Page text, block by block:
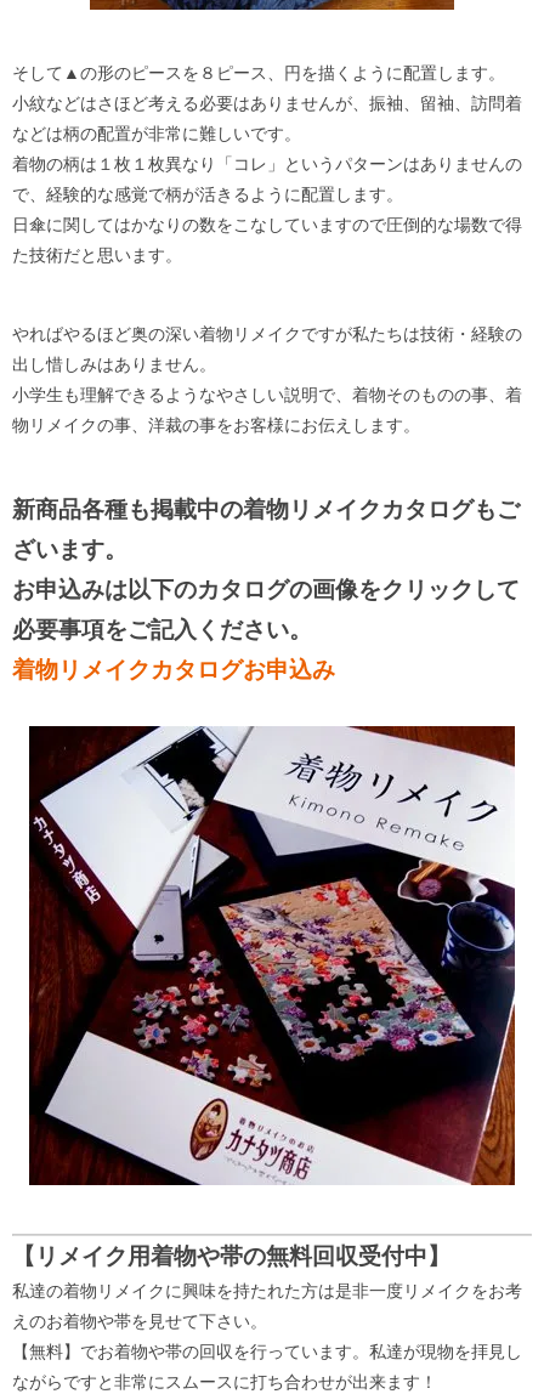
そして▲の形のピースを８ピース、円を描くように配置します。
小紋などはさほど考える必要はありませんが、振袖、留袖、訪問着
などは柄の配置が非常に難しいです。
着物の柄は１枚１枚異なり「コレ」というパターンはありませんの
で、経験的な感覚で柄が活きるように配置します。
日傘に関してはかなりの数をこなしていますので圧倒的な場数で得
た技術だと思います。
やればやるほど奥の深い着物リメイクですが私たちは技術・経験の
出し惜しみはありません。
小学生も理解できるようなやさしい説明で、着物そのものの事、着
物リメイクの事、洋裁の事をお客様にお伝えします。
新商品各種も掲載中の着物リメイクカタログもご
ざいます。
お申込みは以下のカタログの画像をクリックして
必要事項をご記入ください。
着物リメイクカタログお申込み
【リメイク用着物や帯の無料回収受付中】
私達の着物リメイクに興味を持たれた方は是非一度リメイクをお考
えのお着物や帯を見せて下さい。
【無料】でお着物や帯の回収を行っています。私達が現物を拝見し
ながらですと非常にスムースに打ち合わせが出来ます！